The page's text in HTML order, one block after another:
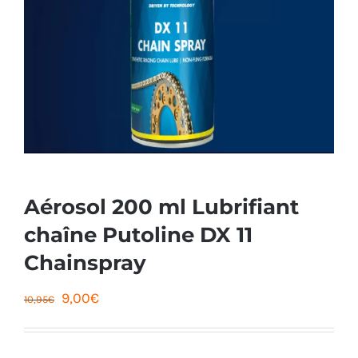
Aérosol 200 ml Lubrifiant
chaîne Putoline DX 11
Chainspray
10,95€
Le
9,00€Le